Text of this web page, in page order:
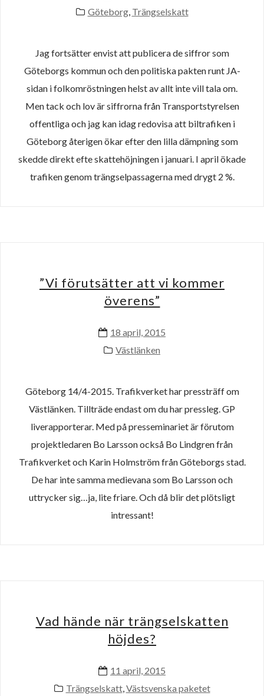
Göteborg, Trängselskatt
Jag fortsätter envist att publicera de siffror som
Göteborgs kommun och den politiska pakten runt JA-
sidan i folkomröstningen helst av allt inte vill tala om.
Men tack och lov är siffrorna från Transportstyrelsen
offentliga och jag kan idag redovisa att biltrafiken i
Göteborg återigen ökar efter den lilla dämpning som
skedde direkt efte skattehöjningen i januari. I april ökade
trafiken genom trängselpassagerna med drygt 2 %.
”Vi förutsätter att vi kommer
överens”
18 april, 2015
Västlänken
Göteborg 14/4-2015. Trafikverket har pressträff om
Västlänken. Tillträde endast om du har pressleg. GP
liverapporterar. Med på presseminariet är förutom
projektledaren Bo Larsson också Bo Lindgren från
Trafikverket och Karin Holmström från Göteborgs stad.
De har inte samma medievana som Bo Larsson och
uttrycker sig…ja, lite friare. Och då blir det plötsligt
intressant!
Vad hände när trängselskatten
höjdes?
11 april, 2015
Trängselskatt,Västsvenska paketet